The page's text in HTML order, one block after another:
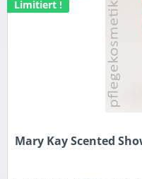
Limitiert !
Mary Kay Scented